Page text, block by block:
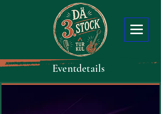
Eventdetails